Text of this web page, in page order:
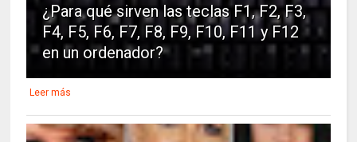
¿Para qué sirven las teclas F1, F2, F3,
F4, F5, F6, F7, F8, F9, F10, F11 y F12
en un ordenador?
Leer más